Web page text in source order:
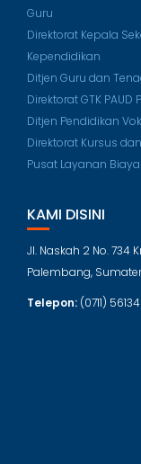
Guru
Direktorat Kepala
Kependidikan
Ditjen Guru dan
Direktorat GTK PAUD
Ditjen Pendidikan
Direktorat Kursus
Pusat Layanan
KAMI DISINI
Jl. Naskah 2 No. 734
Palembang,
Telepon: (0711)